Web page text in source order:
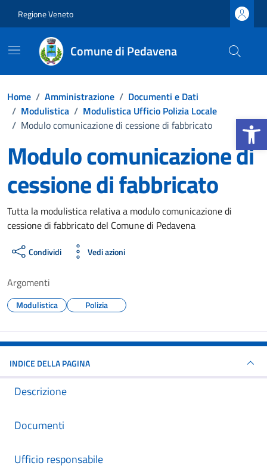
Regione Veneto
Comune di Pedavena
Home / Amministrazione / Documenti e Dati
/ Modulistica / Modulistica Ufficio Polizia Locale
/ Modulo comunicazione di cessione di fabbricato
Modulo comunicazione di
cessione di fabbricato
Dettagli del documento
Tutta la modulistica relativa a modulo comunicazione di
cessione di fabbricato del Comune di Pedavena
Condividi Vedi azioni
Argomenti
Modulistica Polizia
INDICE DELLA PAGINA
Descrizione
Documenti
Ufficio responsabile
Apri la